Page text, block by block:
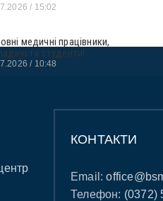
15:02
медичні працівники,
та студенти!
10:48
КОНТАКТИ
Email:
Телефон: (0372)